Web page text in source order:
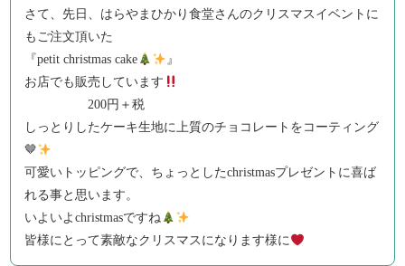
さて、先日、はらやまひかり食堂さんのクリスマスイベントに
もご注文頂いた
『petit christmas cake
』
お店でも販売しています
200円＋税
しっとりしたケーキ生地に上質のチョコレートをコーティング
🤎
可愛いトッピングで、ちょっとしたchristmasプレゼントに喜ば
れる事と思います。
いよいよchristmasですね
皆様にとって素敵なクリスマスになります様に